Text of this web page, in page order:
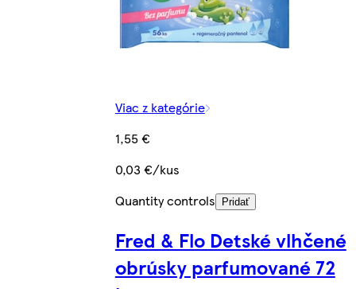
Viac z kategórie
1,55 €
0,03 €/kus
Quantity controls
Pridať
Fred & Flo Detské vlhčené
obrúsky parfumované 72